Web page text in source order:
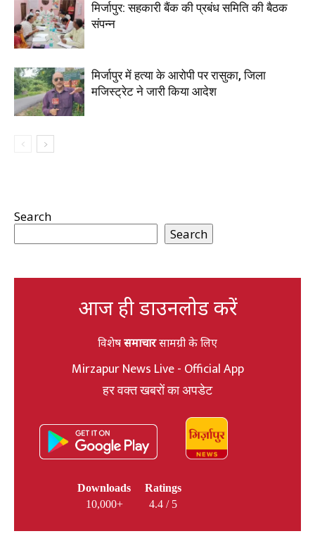
मिर्जापुर: सहकारी बैंक की प्रबंध समिति की बैठक
संपन्न
मिर्जापुर में हत्या के आरोपी पर रासुका, जिला
मजिस्ट्रेट ने जारी किया आदेश
Search
Search
आज ही डाउनलोड करें
विशेषसमाचारसामग्री के लिए
Mirzapur News Live - Official App
हर वक्त खबरों का अपडेट
Downloads
10,000+
Ratings
4.4 / 5